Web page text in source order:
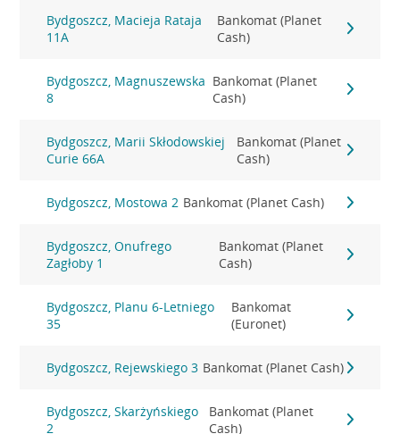
Bydgoszcz, Macieja Rataja
11A
Bankomat (Planet
Cash)
Bydgoszcz, Magnuszewska
8
Bankomat (Planet
Cash)
Bydgoszcz, Marii Skłodowskiej
Curie 66A
Bankomat (Planet
Cash)
Bydgoszcz, Mostowa 2 Bankomat (Planet Cash)
Bydgoszcz, Onufrego
Zagłoby 1
Bankomat (Planet
Cash)
Bydgoszcz, Planu 6-Letniego
35
Bankomat
(Euronet)
Bydgoszcz, Rejewskiego 3 Bankomat (Planet Cash)
Bydgoszcz, Skarżyńskiego
2
Bankomat (Planet
Cash)